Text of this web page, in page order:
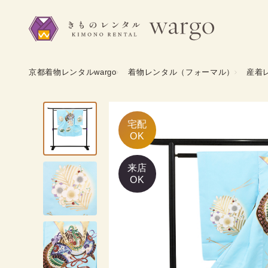
京都着物レンタルwargo 着物レンタル（フォーマル） 産着
宅配
OK
来店
OK